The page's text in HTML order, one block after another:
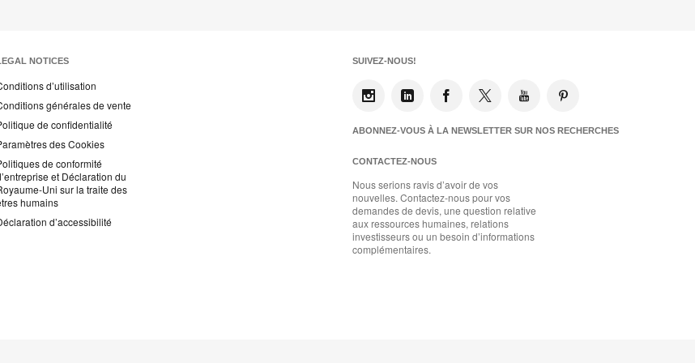
NOTICES
d’utilisation
générales de vente
de confidentialité
des Cookies
de conformité
et Déclaration du
Uni sur la traite des
humains
d’accessibilité
SUIVEZ-NOUS!
ABONNEZ-VOUS À LA NEWSLETTER SUR NOS RECHERCHES
CONTACTEZ-NOUS
Nous serions ravis d’avoir de vos
nouvelles. Contactez-nous pour vos
demandes de devis, une question relative
aux ressources humaines, relations
investisseurs ou un besoin d’informations
complémentaires.